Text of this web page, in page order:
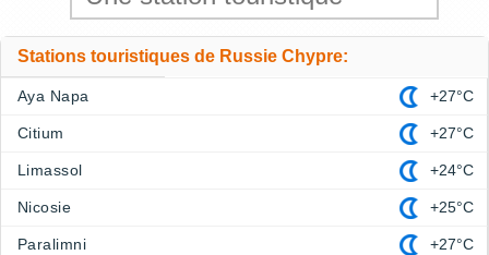
Stations touristiques de Russie Chypre:
Aya Napa +27°C
Citium +27°C
Limassol +24°C
Nicosie +25°C
Paralimni +27°C